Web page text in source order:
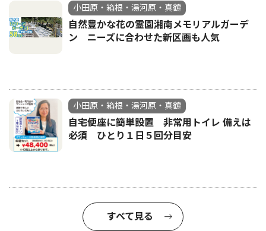
小田原・箱根・湯河原・真鶴
自然豊かな花の霊園湘南メモリアルガーデ
ン ニーズに合わせた新区画も人気
小田原・箱根・湯河原・真鶴
自宅便座に簡単設置 非常用トイレ 備えは
必須 ひとり１日５回分目安
すべて見る